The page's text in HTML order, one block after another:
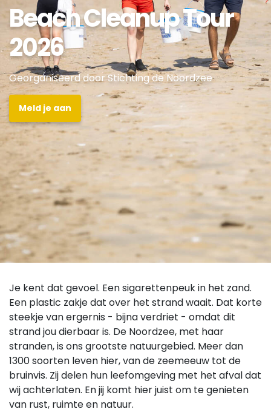
Beach Cleanup Tour
2026
Georganiseerd door Stichting de Noordzee
Meld je aan
Je kent dat gevoel. Een sigarettenpeuk in het zand.
Een plastic zakje dat over het strand waait. Dat korte
steekje van ergernis - bijna verdriet - omdat dit
strand jou dierbaar is. De Noordzee, met haar
stranden, is ons grootste natuurgebied. Meer dan
1300 soorten leven hier, van de zeemeeuw tot de
bruinvis. Zij delen hun leefomgeving met het afval dat
wij achterlaten. En jij komt hier juist om te genieten
van rust, ruimte en natuur.